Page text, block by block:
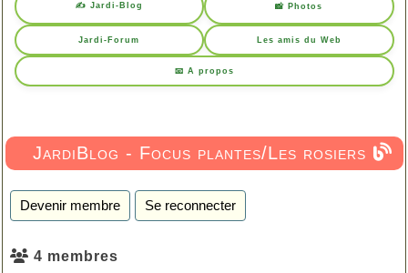
✍️ Jardi-Blog 📸 Photos
Jardi-Forum Les amis du Web
📧 A propos
JardiBlog - Focus plantes/Les rosiers
Devenir membre Se reconnecter
4 membres